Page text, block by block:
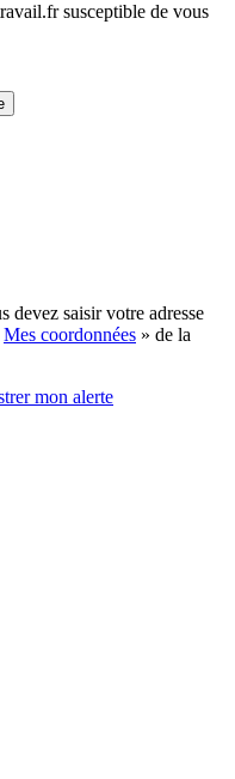
susceptible de vous
devez saisir votre adresse
Mes coordonnées » de la
mon alerte